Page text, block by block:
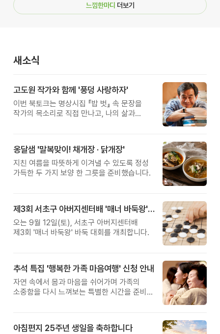
느낌한마디 더보기
새소식
고도원 작가와 함께 '풍덩 사랑하자'
이번 북토크는 명상시집 『밥 벗』 속 문장을
작가의 목소리로 직접 만나고, 나의 삶과
옹달샘 '말복맞이! 채개장 · 닭개장'
지친 여름을 따뜻하게 이겨낼 수 있도록 정성
가득한 두 가지 보양 한 그릇을 준비했습니다.
제3회 서초구 아버지센터배 '매너 바둑왕' 대회
오는 9월 12일(토), 서초구 아버지센터배
제3회 '매너 바둑왕' 바둑 대회를 개최합니다.
추석 특집 '행복한 가족 마음여행' 신청 안내
자연 속에서 몸과 마음을 쉬어가며 가족의
소중함을 다시 느껴보는 특별한 시간을 준비해
아침편지 25주년 생일을 축하합니다